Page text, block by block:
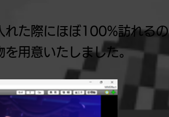
れた際にほぼ100%訪れるの
を用意いたしました。